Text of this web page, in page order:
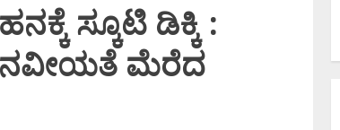
ಸ್ಕೂಟಿ ಡಿಕ್ಕಿ :
ಮೆರೆದ